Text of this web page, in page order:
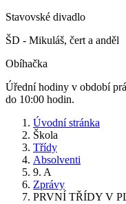
Stavovské divadlo
ŠD - Mikuláš, čert a anděl
Obíhačka
Úřední hodiny v období
do 10:00 hodin.
Úvodní stránka
Škola
Třídy
Absolventi
9. A
Zprávy
PRVNÍ TŘÍDY V